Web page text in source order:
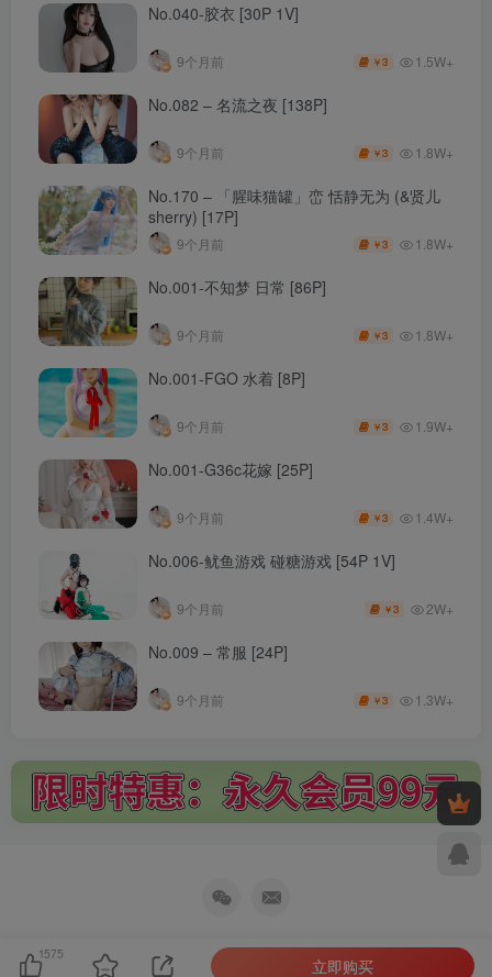
No.040-胶衣 [30P 1V]
9个月前 ￥3 1.5W+
No.082 – 名流之夜 [138P]
9个月前 ￥3 1.8W+
No.170 – 「腥味猫罐」峦 恬静无为 (&贤儿
sherry) [17P]
9个月前 ￥3 1.8W+
No.001-不知梦 日常 [86P]
9个月前 ￥3 1.8W+
No.001-FGO 水着 [8P]
9个月前 ￥3 1.9W+
No.001-G36c花嫁 [25P]
9个月前 ￥3 1.4W+
No.006-鱿鱼游戏 碰糖游戏 [54P 1V]
9个月前 ￥3 2W+
No.009 – 常服 [24P]
9个月前 ￥3 1.3W+
1575
立即购买